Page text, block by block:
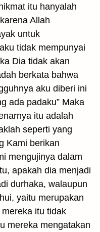
itu hanyalah
Allah
untuk
tidak mempunyai
Dia tidak akan
berkata bahwa
aku diberi ini
ada padaku” Maka
itu adalah
seperti yang
Kami berikan
mengujinya dalam
apakah dia menjadi
durhaka, walaupun
yaitu merupakan
itu tidak
mereka mengatakan